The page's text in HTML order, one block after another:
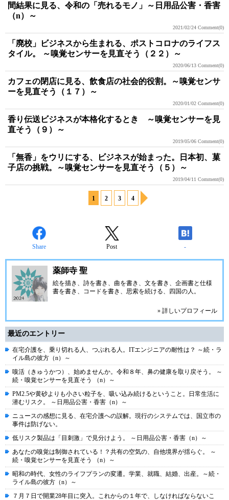
間結果に見る、令和の「売れるモノ」～日用品公害・香害
（n）～
2021/02/24 Comment(0)
「廃校」ビジネスから生まれる、ポストコロナのライフス
タイル。 ～嗅覚センサーを見直そう（２２）～
2020/06/13 Comment(0)
カフェの閉店に見る、飲食店の社会的役割。～嗅覚センサ
ーを見直そう（１７）～
2020/01/02 Comment(0)
香り伝送ビジネスが本格化するとき ～嗅覚センサーを見
直そう（９）～
2019/05/06 Comment(0)
「無香」をウリにする、ビジネスが始まった。日本初、菓
子店の挑戦。～嗅覚センサーを見直そう（５）～
2019/04/11 Comment(0)
1 2 3 4
Share Post -
薬師寺 聖
絵を描き、詩を書き、曲を書き、文を書き、企画書と仕様
書を書き、コードを書き、思索を続ける、四国の人。
» 詳しいプロフィール
最近のエントリー
在宅介護を、乗り切れる人、つぶれる人。ITエンジニアの耐性は？ ～続・ラ
イル島の彼方（n）～
嗅活（きゅうかつ）、始めませんか。令和８年、鼻の健康を取り戻そう。 ～
続・嗅覚センサーを見直そう （n）～
PM2.5や黄砂よりも小さい粒子を、吸い込み続けるということ。日常生活に
潜むリスク。 ～日用品公害・香害（n）～
ニュースの感想に見る、在宅介護への誤解。現行のシステムでは、国立市の
事件は防げない。
低リスク製品は「目刺激」で見分けよう。 ～日用品公害・香害（n）～
あなたの嗅覚は制御されている！？共有の空気の、自他境界が揺らぐ。 ～
続・嗅覚センサーを見直そう （n）～
昭和の時代、女性のライフプランの変遷。学業、就職、結婚、出産。～続・
ライル島の彼方（n）～
７月７日で開業28年目に突入。これからの１年で、しなければならないこ